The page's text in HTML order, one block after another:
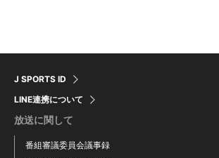
J SPORTS ID
LINE連携について
放送に関して
番組審議委員会議事録